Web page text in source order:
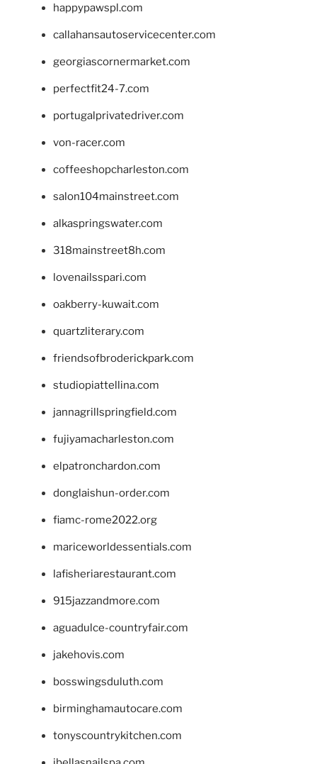
happypawspl.com
callahansautoservicecenter.com
georgiascornermarket.com
perfectfit24-7.com
portugalprivatedriver.com
von-racer.com
coffeeshopcharleston.com
salon104mainstreet.com
alkaspringswater.com
318mainstreet8h.com
lovenailsspari.com
oakberry-kuwait.com
quartzliterary.com
friendsofbroderickpark.com
studiopiattellina.com
jannagrillspringfield.com
fujiyamacharleston.com
elpatronchardon.com
donglaishun-order.com
fiamc-rome2022.org
mariceworldessentials.com
lafisheriarestaurant.com
915jazzandmore.com
aguadulce-countryfair.com
jakehovis.com
bosswingsduluth.com
birminghamautocare.com
tonyscountrykitchen.com